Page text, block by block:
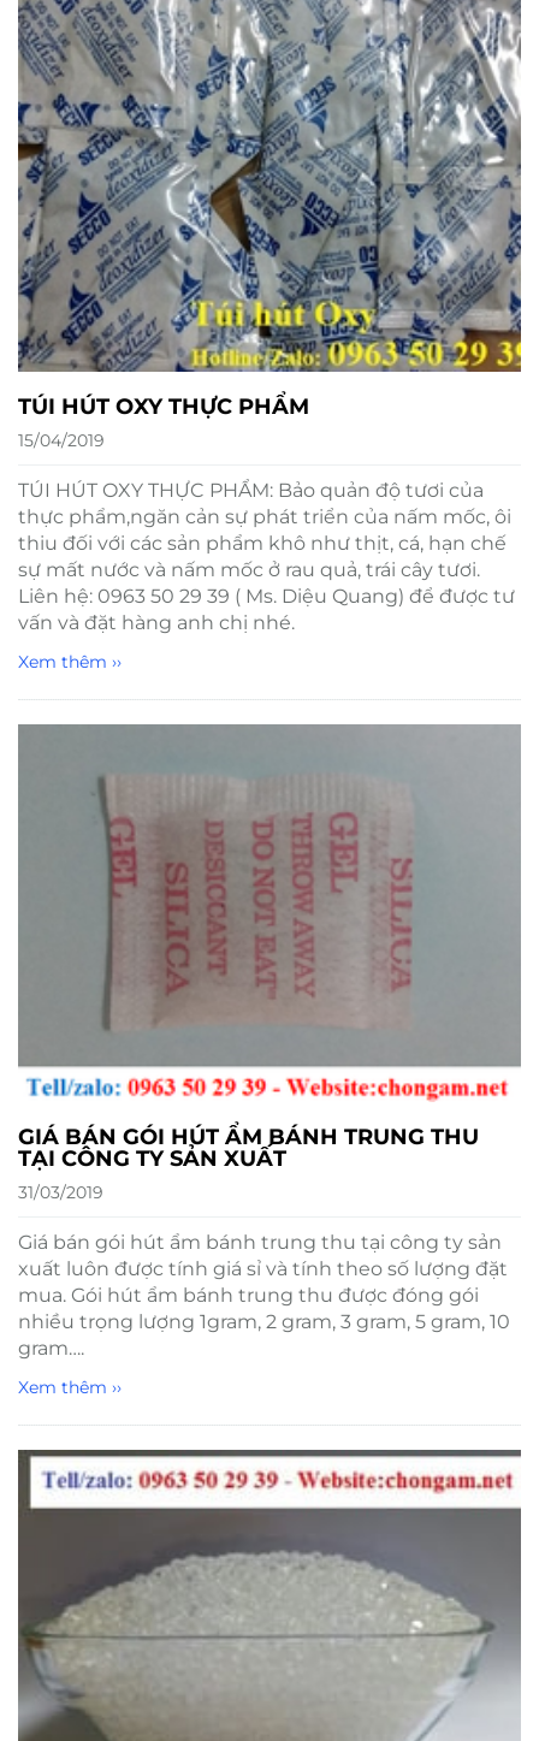
TÚI HÚT OXY THỰC PHẨM
15/04/2019
TÚI HÚT OXY THỰC PHẨM: Bảo quản độ tươi của
thực phẩm,ngăn cản sự phát triển của nấm mốc, ôi
thiu đối với các sản phẩm khô như thịt, cá, hạn chế
sự mất nước và nấm mốc ở rau quả, trái cây tươi.
Liên hệ: 0963 50 29 39 ( Ms. Diệu Quang) để được tư
vấn và đặt hàng anh chị nhé.
Xem thêm ››
GIÁ BÁN GÓI HÚT ẨM BÁNH TRUNG THU
TẠI CÔNG TY SẢN XUẤT
31/03/2019
Giá bán gói hút ẩm bánh trung thu tại công ty sản
xuất luôn được tính giá sỉ và tính theo số lượng đặt
mua. Gói hút ẩm bánh trung thu được đóng gói
nhiều trọng lượng 1gram, 2 gram, 3 gram, 5 gram, 10
gram….
Xem thêm ››